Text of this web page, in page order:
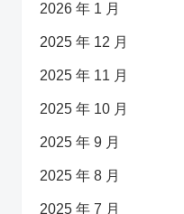
2026 年 1 月
2025 年 12 月
2025 年 11 月
2025 年 10 月
2025 年 9 月
2025 年 8 月
2025 年 7 月